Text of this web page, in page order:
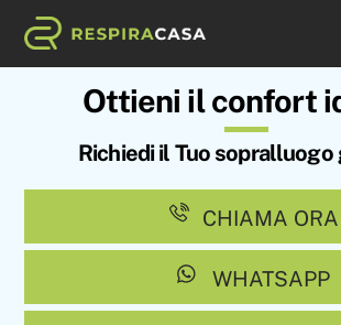
Skip
Ottieni il confort
Richiedi il Tuo
CHIAMA ORA
WHATSAPP